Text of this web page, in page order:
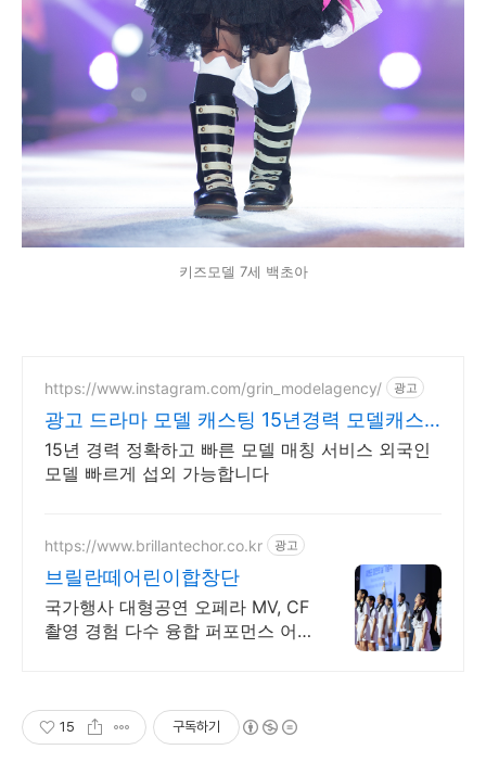
키즈모델 7세 백초아
https://www.instagram.com/grin_modelagency/ 광고
광고 드라마 모델 캐스팅 15년경력 모델캐스
팅
15년 경력 정확하고 빠른 모델 매칭 서비스 외국인
모델 빠르게 섭외 가능합니다
https://www.brillantechor.co.kr 광고
브릴란떼어린이합창단
국가행사 대형공연 오페라 MV, CF
촬영 경험 다수 융합 퍼포먼스 어
15 구독하기